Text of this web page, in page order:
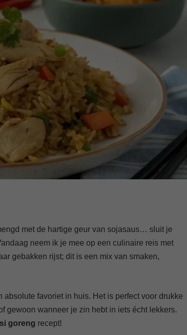
met de hartige geur van sojasaus… sluit je
neem ik je mee op een culinaire reis met
gebakken rijst; dit is een mix van smaken,
favoriet in huis. Het is perfect voor drukke
gewoon wanneer je zin hebt in iets écht lekkers.
goreng recept!